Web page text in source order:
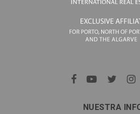
NUESTRA